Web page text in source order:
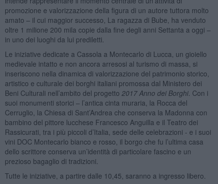
promozione e valorizzazione della figura di un autore tuttora molto
amato – il cui maggior successo, La ragazza di Bube, ha venduto
oltre 1 milione 200 mila copie dalla fine degli anni Settanta a oggi –
in uno dei luoghi da lui prediletti.
Le iniziative dedicate a Cassola a Montecarlo di Lucca, un gioiello
medievale intatto e non ancora arresosi al turismo di massa, si
inseriscono nella dinamica di valorizzazione del patrimonio storico,
artistico e culturale dei borghi italiani promossa dal Ministero dei
Beni Culturali nell’ambito del progetto 2017 Anno dei Borghi. Con i
suoi monumenti storici – l’antica cinta muraria, la Rocca del
Cerruglio, la Chiesa di Sant’Andrea che conserva la Madonna con
bambino del pittore lucchese Francesco Anguilla e il Teatro dei
Rassicurati, tra i più piccoli d’Italia, sede delle celebrazioni - e i suoi
vini DOC Montecarlo bianco e rosso, il borgo che fu l’ultima casa
dello scrittore conserva un’identità di particolare fascino e un
prezioso bagaglio di tradizioni.
Tutte le iniziative, a partire dalle 10,45, saranno a ingresso libero.